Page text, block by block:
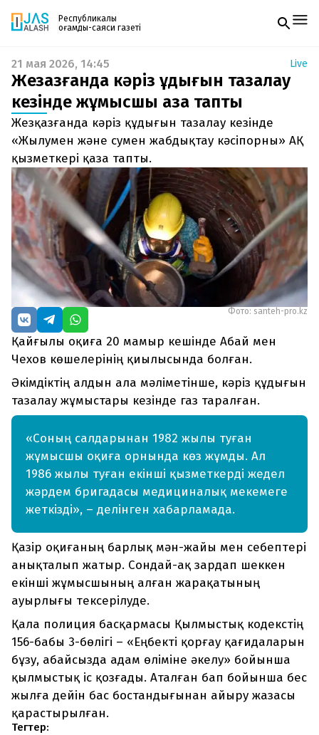
Республикалық
қоғамдық-саяси газеті
Жаңалықтар
Спорт
Live
Руханият
Аймақ
Архив
Заң және тәртіп
Редакциямен байланыс
+7 708 604 51 06
Жарнама бөлімі
+7 701 220 64 52
Пошта
zhasalash100@gmail.com
Газетке жазылу
PDF форматтағы газетті ай сайын электронды
поштаңызға алып отырыңыз. Жаңа нөмір
шыққан сәтте сізге бірден жіберіледі. Тек email
енгізіңіз, біз қалғанын өзіміз жібереміз.
21 мая 2026, 14:45 Live
Жезқазғанда кәріз құдығын тазалау
кезінде жұмысшы қаза тапты
Жезқазғанда кәріз құдығын тазалау кезінде
«Жылумен және сумен жабдықтау кәсіпорны» АҚ
қызметкері қаза тапты.
Фото: santeh-pro.kz
Қайғылы оқиға 20 мамыр кешінде Абай мен
Чехов көшелерінің қиылысында болған.
Әкімдіктің алдын ала мәліметінше, кәріз құдығын
тазалау жұмыстары кезінде газ таралған.
«Соның салдарынан 1982 жылы туған
жұмысшы оқиға орнында көз жұмды. Ал
1986 жылы туған екінші қызметкерді жедел
жәрдем бригадасы медициналық мекемеге
жеткізді», – делінген хабарламада.
Қазір оқиғаның барлық мән-жайы мен себептері
анықталып жатыр. Сондай-ақ зардап шеккен
екінші жұмысшының алған жарақатының
ауырлығы тексерілуде.
Қала полиция басқармасы Қылмыстық кодекстің
156-бабы 3-бөлігі – «Еңбекті қорғау қағидаларын
бұзу, абайсызда адам өліміне әкелу» бойынша
қылмыстық іс қозғады. Аталған бап бойынша бес
жылға дейін бас бостандығынан айыру жазасы
қарастырылған.
Тегтер: